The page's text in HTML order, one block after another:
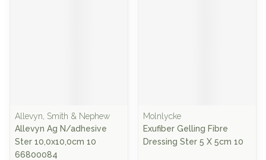
Allevyn, Smith & Nephew
Allevyn Ag N/adhesive
Ster 10,0x10,0cm 10
66800084
Molnlycke
Exufiber Gelling Fibre
Dressing Ster 5 X 5cm 10